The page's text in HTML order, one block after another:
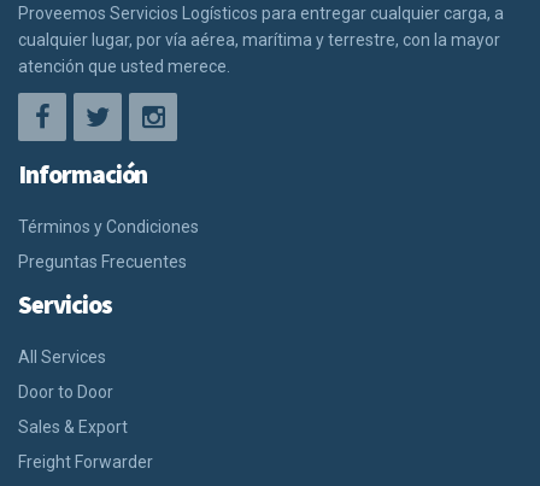
Proveemos Servicios Logísticos para entregar cualquier carga, a
cualquier lugar, por vía aérea, marítima y terrestre, con la mayor
atención que usted merece.
Información
Términos y Condiciones
Preguntas Frecuentes
Servicios
All Services
Door to Door
Sales & Export
Freight Forwarder